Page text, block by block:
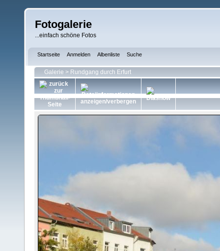
Fotogalerie
...einfach schöne Fotos
Startseite Anmelden Albenliste Suche
Galerie > Rundgang durch Erfurt